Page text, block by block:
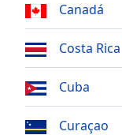
Chapters
Descriptions
descriptions
off
Canadá
Costa Rica
Cuba
Curaçao